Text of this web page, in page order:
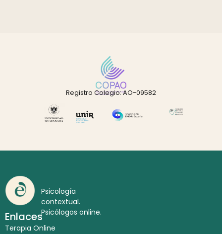
Registro Colegio: AO-09582
Psicología
contextual.
Psicólogos online.
Enlaces
Terapia Online